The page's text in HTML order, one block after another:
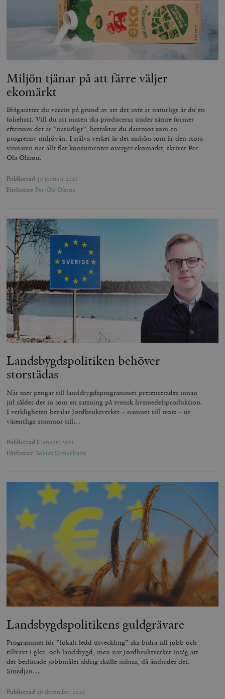
Miljön tjänar på att färre väljer
ekomärkt
Ifrågasätter du vaccin på grund av att det inte är naturligt är du en
foliehatt. Vill du att maten ska produceras under sämre former
eftersom det är ”naturligt”, betraktas du däremot som en
progressiv miljövän. I själva verket är det miljön som är den stora
vinnaren när allt fler konsumenter överger ekomärkt, skriver Per-
Ola Olsson.
Publicerad 30 januari 2021
Författare Per-Ola Olsson
Landsbygdspolitiken behöver
storstädas
När mer pengar till landsbygdsprogrammet presenterades innan
jul såldes det in som en satsning på svensk livsmedelsproduktion.
I verkligheten betalar Jordbruksverket – namnet till trots – ut
väsentliga summor till…
Publicerad 8 januari 2021
Författare Tobias Samuelsson
Landsbygdspolitikens guldgrävare
Programmet för ”lokalt ledd utveckling” ska bidra till jobb och
tillväxt i gles- och landsbygd, men när Jordbruksverket insåg att
det beslutade jobbmålet aldrig skulle infrias, då ändrades det.
Smedjan…
Publicerad 26 december 2020